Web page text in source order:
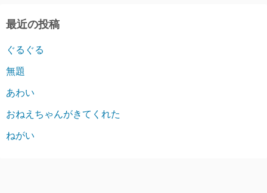
最近の投稿
ぐるぐる
無題
あわい
おねえちゃんがきてくれた
ねがい